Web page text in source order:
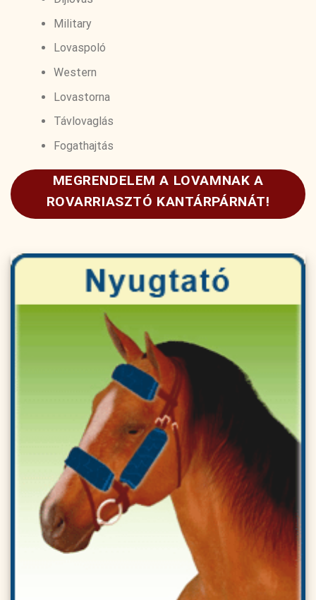
Military
Lovaspoló
Western
Lovastorna
Távlovaglás
Fogathajtás
MEGRENDELEM A LOVAMNAK A
ROVARRIASZTÓ KANTÁRPÁRNÁT!